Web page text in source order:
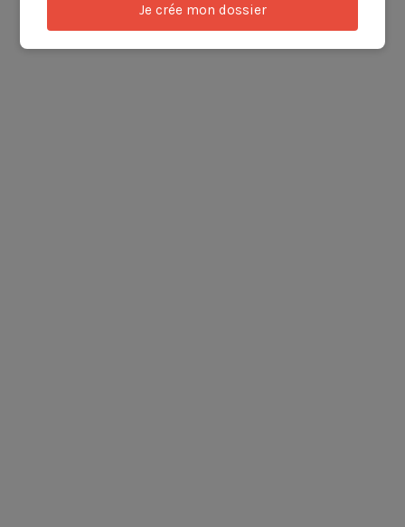
Je crée mon dossier